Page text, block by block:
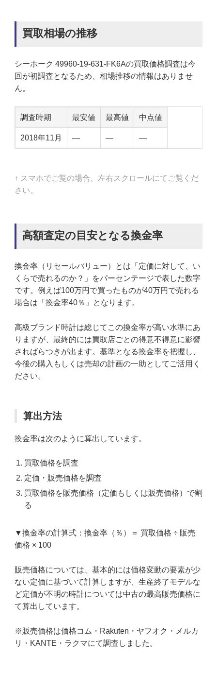
買取相場の推移
シーホーク 49960-19-631-FK6Aの買取価格調査は今
回が初調査となるため、相場推移の情報はありませ
ん。
調査時期 最安値 最高値 中点値
2018年11月 — — —
↑ スマホでご覧の場合、左右スクロールにてご覧くだ
さい。
高額査定の目安となる換金率
換金率（リセールバリュー）とは「定価に対して、い
くらで売れるのか？」をパーセンテージで表した数字
です。例えば100万円で買ったものが40万円で売れる
場合は「換金率40％」となります。
高級ブランド時計は総じてこの換金率が高い水準にあ
りますが、最終的には買取店ごとの得意不得意に影響
さればらつきが出ます。基準となる換金率を把握し、
今後の購入もしくは売却の計画の一助としてご活用く
ださい。
算出方法
換金率は次のように算出しています。
買取価格を調査
定価・販売価格を調査
買取価格を販売価格（定価もしくは販売価格）で割
る
▼換金率の計算式：換金率（％）＝ 買取価格 ÷ 販売
価格 × 100
販売価格については、基本的には価格変動の要素が少
ない定価に基づいて計算しますが、生産終了モデルな
ど定価が不明の時計については中古の最高販売価格に
て算出しています。
※販売価格は価格コム・Rakuten・ヤフオク・メルカ
リ・KANTE・ラクマにて調査しました。